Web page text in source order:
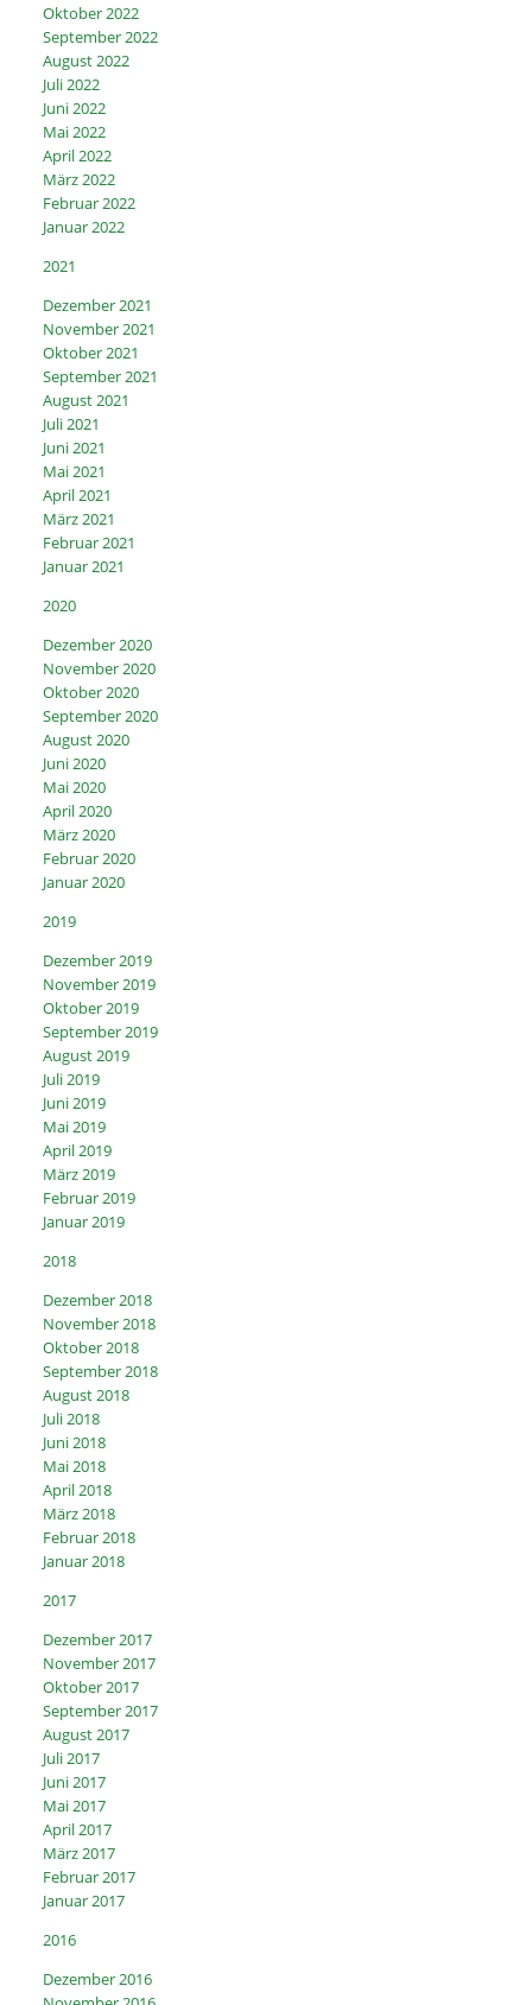
Oktober 2022
September 2022
August 2022
Juli 2022
Juni 2022
Mai 2022
April 2022
März 2022
Februar 2022
Januar 2022
2021
Dezember 2021
November 2021
Oktober 2021
September 2021
August 2021
Juli 2021
Juni 2021
Mai 2021
April 2021
März 2021
Februar 2021
Januar 2021
2020
Dezember 2020
November 2020
Oktober 2020
September 2020
August 2020
Juni 2020
Mai 2020
April 2020
März 2020
Februar 2020
Januar 2020
2019
Dezember 2019
November 2019
Oktober 2019
September 2019
August 2019
Juli 2019
Juni 2019
Mai 2019
April 2019
März 2019
Februar 2019
Januar 2019
2018
Dezember 2018
November 2018
Oktober 2018
September 2018
August 2018
Juli 2018
Juni 2018
Mai 2018
April 2018
März 2018
Februar 2018
Januar 2018
2017
Dezember 2017
November 2017
Oktober 2017
September 2017
August 2017
Juli 2017
Juni 2017
Mai 2017
April 2017
März 2017
Februar 2017
Januar 2017
2016
Dezember 2016